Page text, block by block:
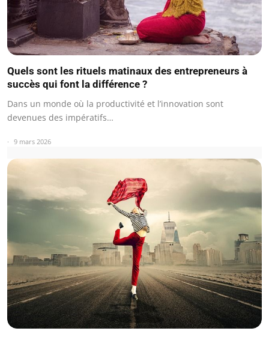
Quels sont les rituels matinaux des entrepreneurs à
succès qui font la différence ?
Dans un monde où la productivité et l’innovation sont
devenues des impératifs…
9 mars 2026